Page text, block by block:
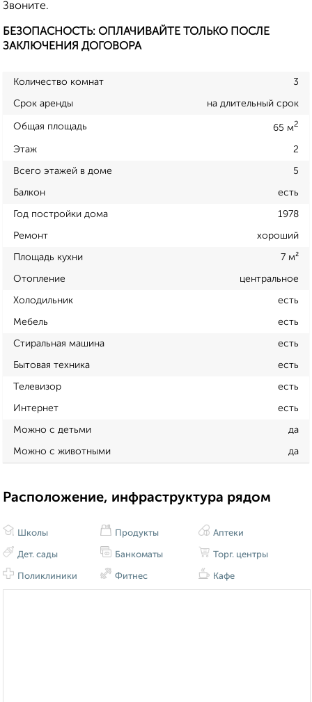
Звоните.
БЕЗОПАСНОСТЬ: ОПЛАЧИВАЙТЕ ТОЛЬКО ПОСЛЕ
ЗАКЛЮЧЕНИЯ ДОГОВОРА
Количество комнат 3
Срок аренды на длительный срок
Общая площадь 65 м2
Этаж 2
Всего этажей в доме 5
Балкон есть
Год постройки дома 1978
Ремонт хороший
Площадь кухни 7 м²
Отопление центральное
Холодильник есть
Мебель есть
Стиральная машина есть
Бытовая техника есть
Телевизор есть
Интернет есть
Можно с детьми да
Можно с животными да
Расположение, инфраструктура рядом
Школы
Дет. сады
Поликлиники
Продукты
Банкоматы
Фитнес
Аптеки
Торг. центры
Кафе